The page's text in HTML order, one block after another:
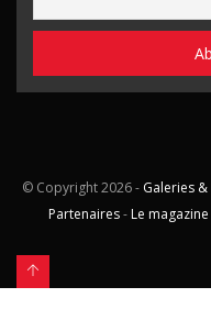
© Copyright2026 - Galeries
Partenaires- Le magazine